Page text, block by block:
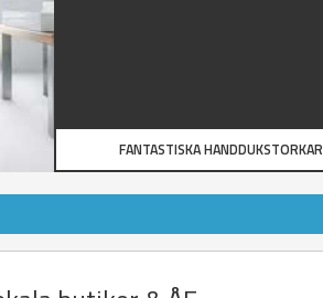
FANTASTISKA HANDDUKSTORKAR